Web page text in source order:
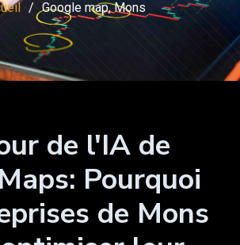
Google map, Mons
de l'IA de
Pourquoi
de Mons